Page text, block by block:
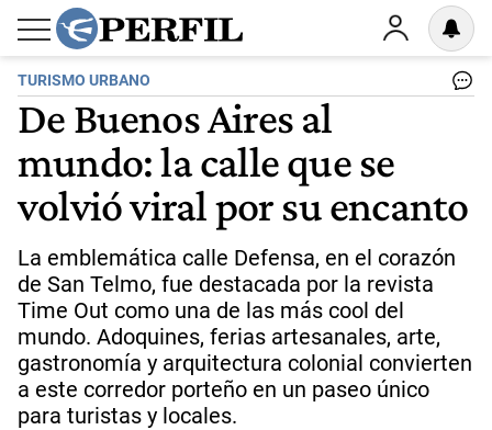
TURISMO URBANO
De Buenos Aires al
mundo: la calle que se
volvió viral por su encanto
La emblemática calle Defensa, en el corazón
de San Telmo, fue destacada por la revista
Time Out como una de las más cool del
mundo. Adoquines, ferias artesanales, arte,
gastronomía y arquitectura colonial convierten
a este corredor porteño en un paseo único
para turistas y locales.